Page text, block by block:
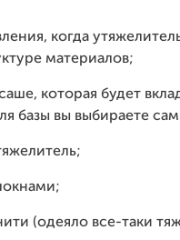
когда
материалов;
которая будет
базы вы выбираете
(одеяло все-таки